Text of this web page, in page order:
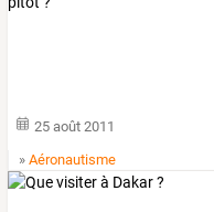
25 août 2011
»Aéronautisme